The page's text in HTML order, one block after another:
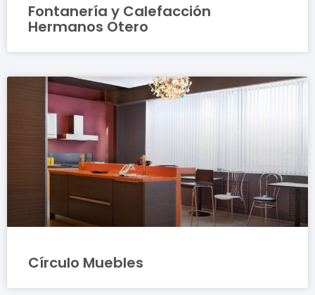
Fontanería y Calefacción
Hermanos Otero
Círculo Muebles